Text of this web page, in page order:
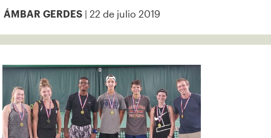
ÁMBAR GERDES | 22 de julio 2019